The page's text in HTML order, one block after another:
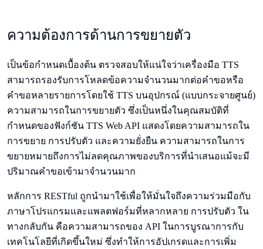
ความต้องการด้านการขยายตัว
เป็นข้อกำหนดเบื้องต้น ตรวจสอบให้แน่ใจว่าเครื่องมือ TTS
สามารถรองรับการโหลดข้อความจำนวนมากต่อคำขอหรือ
คำขอหลายรายการโดยใช้ TTS บนอุปกรณ์ (แบบกระจายศูนย์)
ความสามารถในการขยายตัว ซึ่งเป็นหนึ่งในคุณสมบัติที่
กำหนดของฟังก์ชัน TTS Web API แสดงโดยความสามารถใน
การขยาย การปรับตัว และความยั่งยืน ความสามารถในการ
ขยายหมายถึงการไม่ลดคุณภาพของบริการที่นำเสนอแม้จะมี
ปริมาณคำขอเข้ามาจำนวนมาก
หลักการ RESTful ถูกนำมาใช้เพื่อให้มั่นใจถึงความร่วมมือกับ
ภาษาโปรแกรมและแพลตฟอร์มที่หลากหลาย การปรับตัว ใน
ทางกลับกัน คือความสามารถของ API ในการบูรณาการกับ
เทคโนโลยีที่เกิดขึ้นใหม่ ซึ่งทำให้การอัปเกรดและการเพิ่ม